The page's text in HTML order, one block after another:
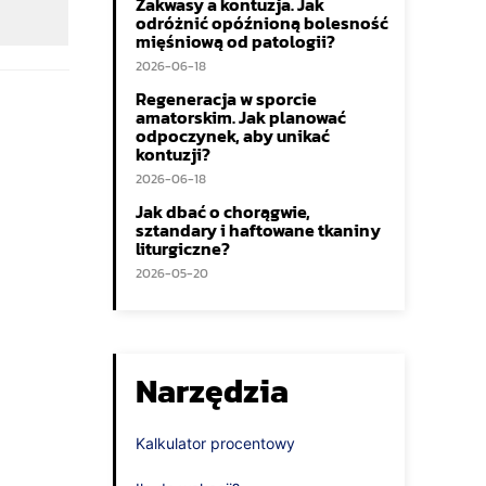
odróżnić opóźnioną bolesność
mięśniową od patologii?
2026-06-18
Regeneracja w sporcie
amatorskim. Jak planować
odpoczynek, aby unikać
kontuzji?
2026-06-18
Jak dbać o chorągwie,
sztandary i haftowane tkaniny
liturgiczne?
2026-05-20
Narzędzia
Kalkulator procentowy